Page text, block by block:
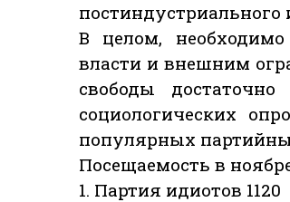
В целом,
власти и внешним
свободы
социологических
популярных
Посещаемость в
1. Партия идиотов 1120